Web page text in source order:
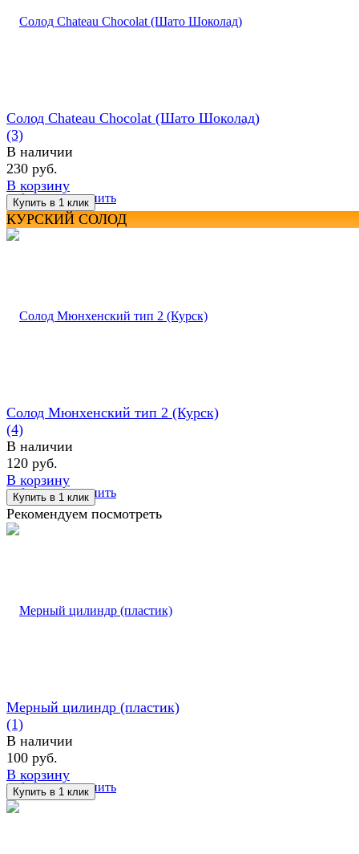
избранное сравнить
Солод Chateau Chocolat (Шато Шоколад)
(3)
В наличии
230 руб.
В корзину
КУРСКИЙ СОЛОД
избранное сравнить
Солод Мюнхенский тип 2 (Курск)
(4)
В наличии
120 руб.
В корзину
Рекомендуем посмотреть
избранное сравнить
Мерный цилиндр (пластик)
(1)
В наличии
100 руб.
В корзину